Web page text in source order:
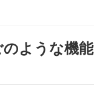
ような機